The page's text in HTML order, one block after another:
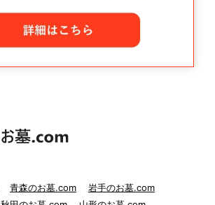
青森のお墓.com
岩手のお墓.com